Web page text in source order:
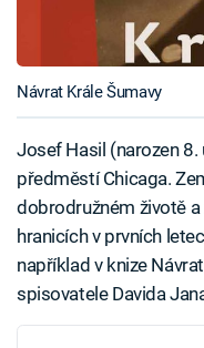
Návrat Krále Šumavy
Josef Hasil (narozen
předměstí Chicaga.
dobrodružném životě
hranicích v prvních
například v knize
spisovatele Davida